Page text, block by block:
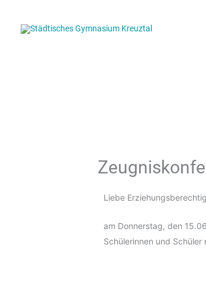
Liebe
am Donnerstag, den
Schülerinnen und